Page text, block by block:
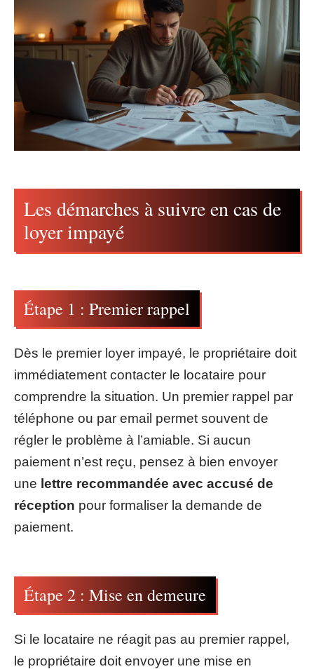
Les démarches à suivre en cas de
loyer impayé
Étape 1 : Premier rappel
Dès le premier loyer impayé, le propriétaire doit
immédiatement contacter le locataire pour
comprendre la situation. Un premier rappel par
téléphone ou par email permet souvent de
régler le problème à l’amiable. Si aucun
paiement n’est reçu, pensez à bien envoyer
une lettre recommandée avec accusé de
réception pour formaliser la demande de
paiement.
Étape 2 : Mise en demeure
Si le locataire ne réagit pas au premier rappel,
le propriétaire doit envoyer une mise en